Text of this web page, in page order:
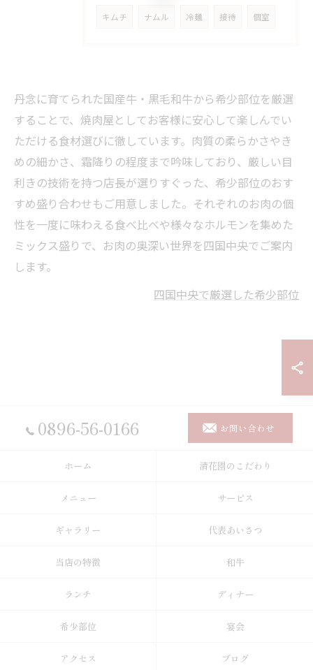
キムチ ナムル 冷麺 接待 個室
丹念に育てられた国産牛・黒毛和牛から希少部位を厳選
することで、焼肉屋としてお客様に安心して楽しんでい
ただける食材選びに徹しています。肉質の柔らかさやき
めの細かさ、霜降りの程度まで吟味しており、厳しい目
利きの技術を持つ店長が選りすぐった、希少部位のおす
すめ盛り合わせもご用意しました。それぞれのお肉の個
性を一度に味わえる食べ比べや様々なホルモンを集めた
ミックス盛りで、お肉の奥深い世界を四国中央でご案内
します。
四国中央で厳選した希少部位
0896-56-0166 お問い合わせ
ホーム 清花園のこだわり
メニュー サービス
ギャラリー 代表あいさつ
当店の特徴 和牛
ランチ ディナー
希少部位 宴会
アクセス ブログ